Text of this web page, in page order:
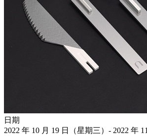
日期
2022 年 10 月 19 日（星期三）- 2022 年